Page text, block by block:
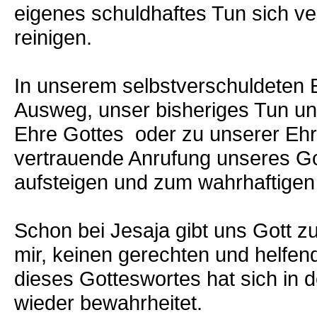
eigenes schuldhaftes Tun sich
reinigen.
In unserem selbstverschuldeten
Ausweg, unser bisheriges Tun
Ehre Gottes oder zu unserer
vertrauende Anrufung unseres
aufsteigen und zum
Schon bei Jesaja gibt uns Gott
mir, keinen gerechten und
dieses Gotteswortes hat sich in
wieder bewahrheitet.